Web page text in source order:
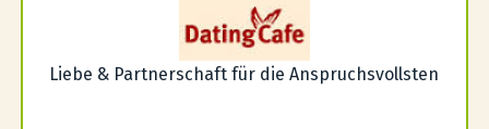
Liebe & Partnerschaft für die Anspruchsvollsten